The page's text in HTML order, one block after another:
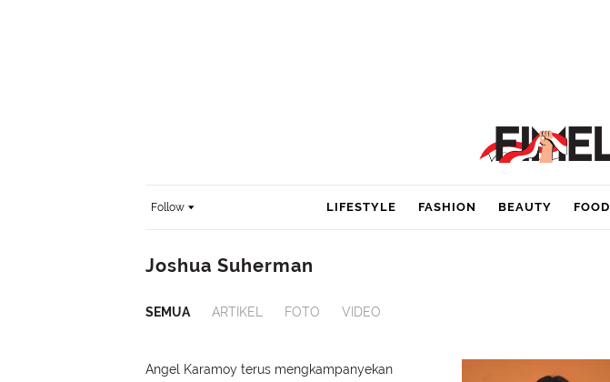
Follow LIFESTYLE FASHION BEAUTY FOOD
Joshua Suherman
SEMUA ARTIKEL FOTO VIDEO
Angel Karamoy terus mengkampanyekan